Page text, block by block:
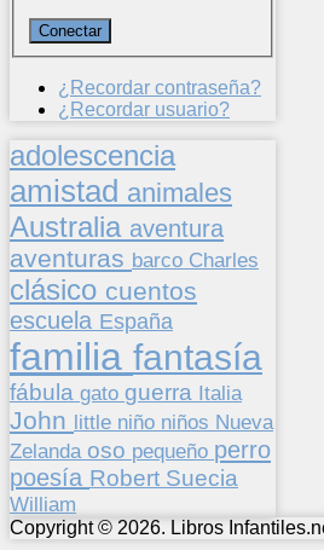
¿Recordar contraseña?
¿Recordar usuario?
adolescencia
amistad animales
Australia aventura
aventuras barco Charles
clásico cuentos
escuela España
familia fantasía
fábula gato guerra Italia
John little niño niños Nueva
Zelanda oso pequeño perro
poesía Robert Suecia
William
Copyright © 2026. Libros